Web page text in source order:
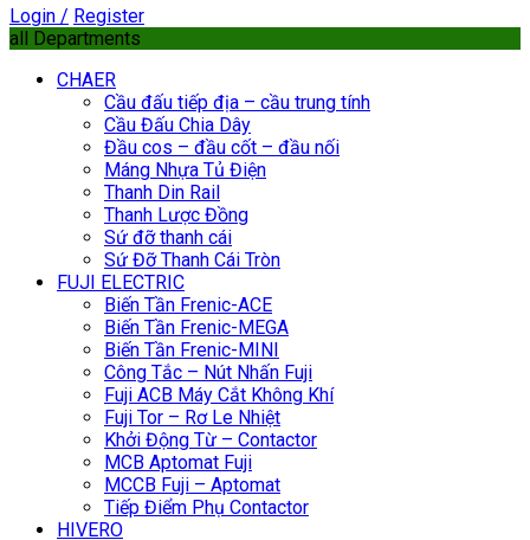
Login / Register
all Departments
CHAER
Cầu đấu tiếp địa – cầu trung tính
Cầu Đấu Chia Dây
Đầu cos – đầu cốt – đầu nối
Máng Nhựa Tủ Điện
Thanh Din Rail
Thanh Lược Đồng
Sứ đỡ thanh cái
Sứ Đỡ Thanh Cái Tròn
FUJI ELECTRIC
Biến Tần Frenic-ACE
Biến Tần Frenic-MEGA
Biến Tần Frenic-MINI
Công Tắc – Nút Nhấn Fuji
Fuji ACB Máy Cắt Không Khí
Fuji Tor – Rơ Le Nhiệt
Khởi Động Từ – Contactor
MCB Aptomat Fuji
MCCB Fuji – Aptomat
Tiếp Điểm Phụ Contactor
HIVERO